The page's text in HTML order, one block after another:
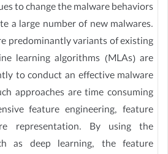
to change the malware behaviors
a large number of new malwares.
predominantly variants of existing
learning algorithms (MLAs) are
to conduct an effective malware
approaches are time consuming
feature engineering, feature
representation. By using the
as deep learning, the feature